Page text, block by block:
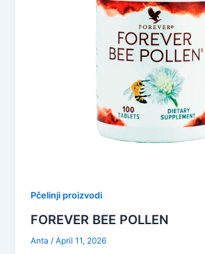
Pčelinji proizvodi
FOREVER BEE POLLEN
Anta /April 11, 2026